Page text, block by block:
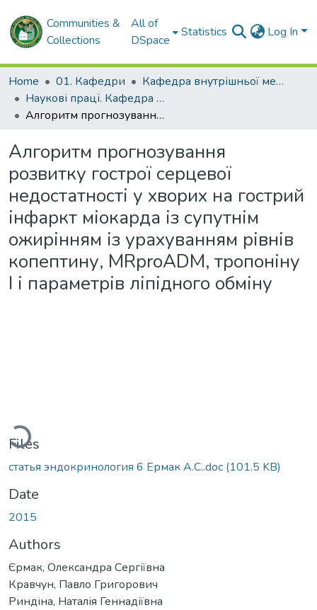
Communities &
Collections
All of
DSpace
Statistics Log In
Home 01. Кафедри
Кафедра внутрішньої медицини № 2 і клінічної імунології та алергології імені академіка Л.Т. Малої
Наукові праці. Кафедра внутрішньої медицини № 2 і клінічної імунології та алергології ім. ак. Л.Т. Малої
Алгоритм прогнозування розвитку гострої серцевої недостатності у хворих на гострий інфаркт міокарда із супутнім ожирінням із урахуванням рівнів копептину, MRproADM, тропоніну І і параметрів ліпідного обміну
Алгоритм прогнозування
розвитку гострої серцевої
недостатності у хворих на гострий
інфаркт міокарда із супутнім
ожирінням із урахуванням рівнів
копептину, MRproADM, тропоніну
І і параметрів ліпідного обміну
Loading...
Files
статья эндокринология 6 Ермак А.С..doc (101.5 KB)
Date
2015
Authors
Єрмак, Олександра Сергіївна
Кравчун, Павло Григорович
Риндіна, Наталія Геннадіївна